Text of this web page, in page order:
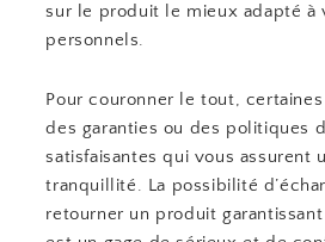
sur le produit le mieux adapté à
personnels.
Pour couronner le tout,
des garanties ou des politiques
satisfaisantes qui vous assurent
tranquillité. La possibilité
retourner un produit